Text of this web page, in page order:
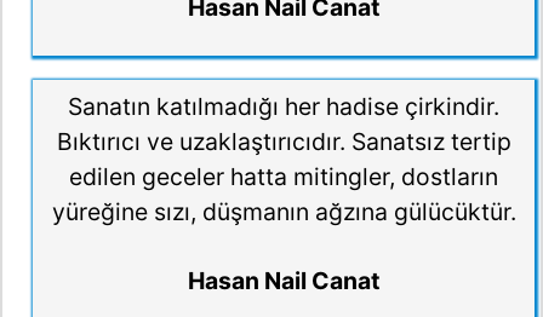
Hasan Nail Canat
Sanatın katılmadığı her hadise çirkindir.
Bıktırıcı ve uzaklaştırıcıdır. Sanatsız tertip
edilen geceler hatta mitingler, dostların
yüreğine sızı, düşmanın ağzına gülücüktür.
Hasan Nail Canat